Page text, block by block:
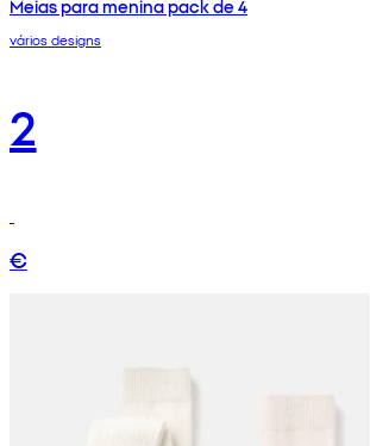
Meias para menina pack de 4
vários designs
2
€